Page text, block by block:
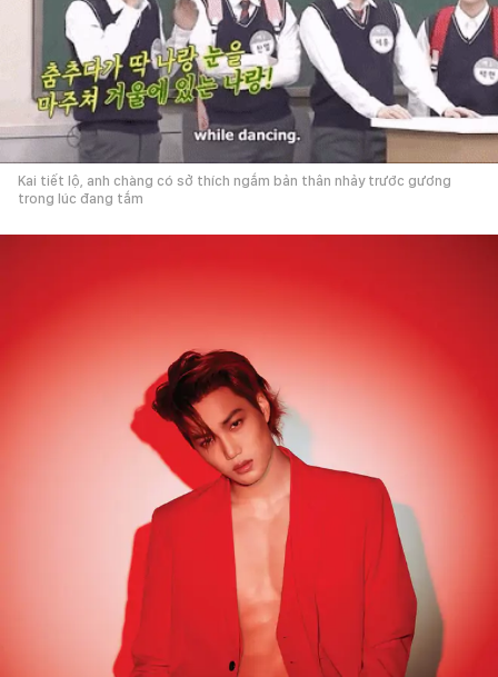
Kai tiết lộ, anh chàng có sở thích ngắm bản thân nhảy trước gương
trong lúc đang tắm